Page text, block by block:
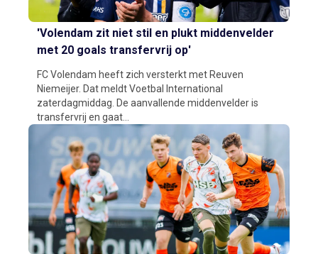
'Volendam zit niet stil en plukt middenvelder
met 20 goals transfervrij op'
FC Volendam heeft zich versterkt met Reuven
Niemeijer. Dat meldt Voetbal International
zaterdagmiddag. De aanvallende middenvelder is
transfervrij en gaat...